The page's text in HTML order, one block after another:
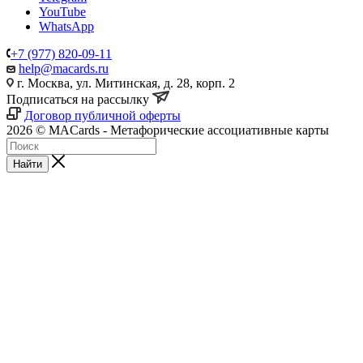
YouTube
WhatsApp
+7 (977) 820-09-11
help@macards.ru
г. Москва, ул. Митинская, д. 28, корп. 2
Подписаться на рассылку
Договор публичной оферты
2026 © MACards - Метафорические ассоциативные карты
Найти